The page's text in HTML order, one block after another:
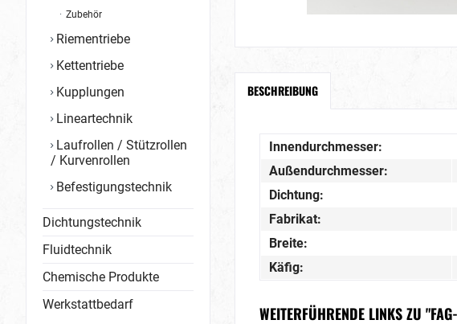
Zubehör
Riementriebe
Kettentriebe
Kupplungen
Lineartechnik
Laufrollen / Stützrollen
/ Kurvenrollen
Befestigungstechnik
Dichtungstechnik
Fluidtechnik
Chemische Produkte
Werkstattbedarf
BESCHREIBUNG
Innendurchmesser:
Außendurchmesser:
Dichtung:
Fabrikat:
Breite:
Käfig:
WEITERFÜHRENDE LINKS ZU